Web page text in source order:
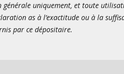
uniquement, et toute
as à l’exactitude ou à la
par ce dépositaire.